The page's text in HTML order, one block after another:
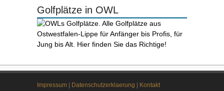
Golfplätze in OWL
Impressum Datenschutzerklaerung
Kontakt